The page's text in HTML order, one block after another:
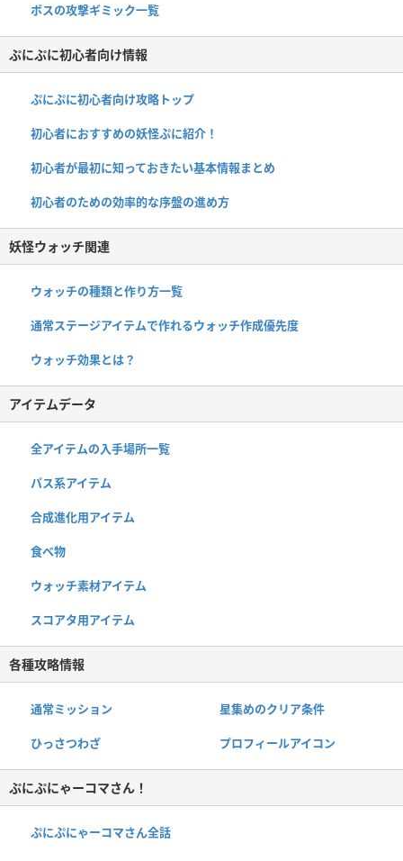
ボスの攻撃ギミック一覧
ぷにぷに初心者向け情報
ぷにぷに初心者向け攻略トップ
初心者におすすめの妖怪ぷに紹介！
初心者が最初に知っておきたい基本情報まとめ
初心者のための効率的な序盤の進め方
妖怪ウォッチ関連
ウォッチの種類と作り方一覧
通常ステージアイテムで作れるウォッチ作成優先度
ウォッチ効果とは？
アイテムデータ
全アイテムの入手場所一覧
パス系アイテム
合成進化用アイテム
食べ物
ウォッチ素材アイテム
スコアタ用アイテム
各種攻略情報
通常ミッション 星集めのクリア条件
ひっさつわざ プロフィールアイコン
ぷにぷにゃーコマさん！
ぷにぷにゃーコマさん全話